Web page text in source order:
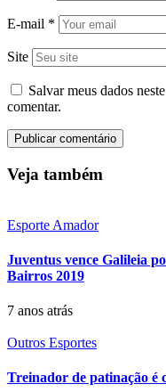
E-mail *
Site
Salvar meus dados
comentar.
Veja também
Esporte Amador
Juventus vence Galileia
Bairros 2019
7 anos atrás
Outros Esportes
Treinador de patinação é